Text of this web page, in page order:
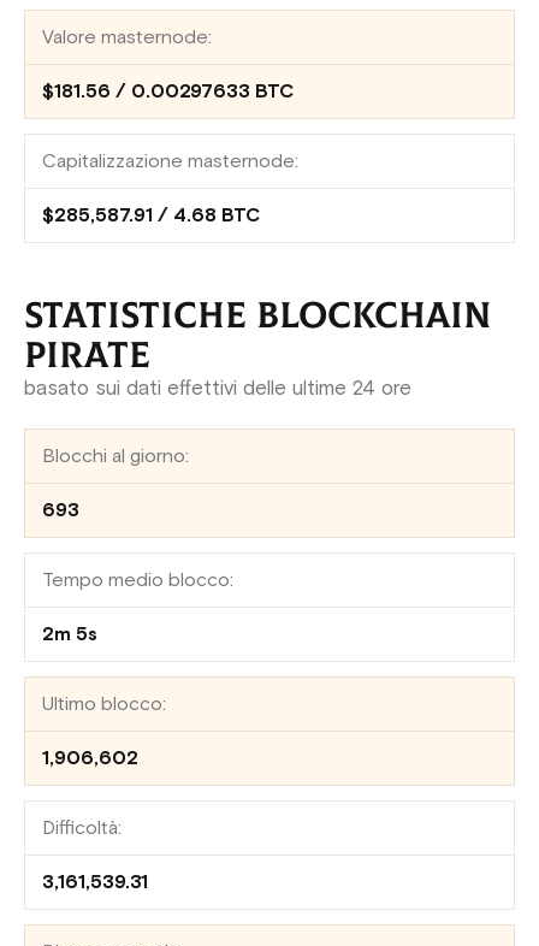
Valore masternode:
$181.56 / 0.00297633 BTC
Capitalizzazione masternode:
$285,587.91 / 4.68 BTC
STATISTICHE BLOCKCHAIN
PIRATE
basato sui dati effettivi delle ultime 24 ore
Blocchi al giorno:
693
Tempo medio blocco:
2m 5s
Ultimo blocco:
1,906,602
Difficoltà:
3,161,539.31